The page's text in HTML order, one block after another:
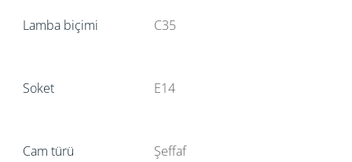
Lamba biçimi C35
Soket E14
Cam türü Şeffaf